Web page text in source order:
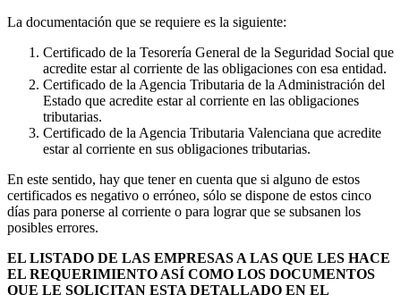
La documentación que se requiere es la siguiente:
Certificado de la Tesorería General de la Seguridad Social que
acredite estar al corriente de las obligaciones con esa entidad.
Certificado de la Agencia Tributaria de la Administración del
Estado que acredite estar al corriente en las obligaciones
tributarias.
Certificado de la Agencia Tributaria Valenciana que acredite
estar al corriente en sus obligaciones tributarias.
En este sentido, hay que tener en cuenta que si alguno de estos
certificados es negativo o erróneo, sólo se dispone de estos cinco
días para ponerse al corriente o para lograr que se subsanen los
posibles errores.
EL LISTADO DE LAS EMPRESAS A LAS QUE LES HACE
EL REQUERIMIENTO ASÍ COMO LOS DOCUMENTOS
QUE LE SOLICITAN ESTA DETALLADO EN EL